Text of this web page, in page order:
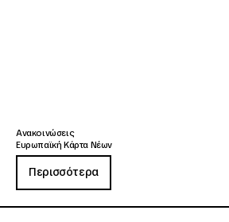
Ανακοινώσεις
Ευρωπαϊκή Κάρτα Νέων
Περισσότερα